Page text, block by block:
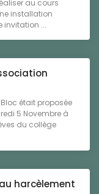
au cours
installation
invitation ...
était proposée
5 Novembre à
du collège
harcèlement